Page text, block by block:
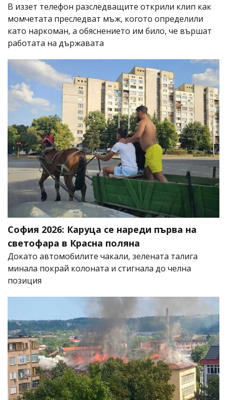
В иззет телефон разследващите открили клип как
момчетата преследват мъж, когото определили
като наркоман, а обяснението им било, че вършат
работата на държавата
София 2026: Каруца се нареди първа на
светофара в Красна поляна
Докато автомобилите чакали, зелената талига
минала покрай колоната и стигнала до челна
позиция